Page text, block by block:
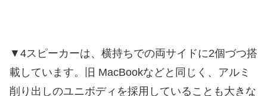
▼4スピーカーは、横持ちでの両サイドに2個づつ搭
載しています。旧 MacBookなどと同じく、アルミ
削り出しのユニボディを採用していることも大きな